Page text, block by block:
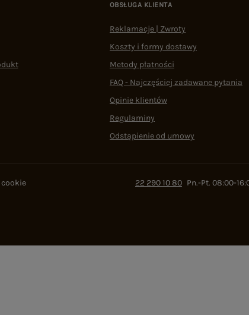
OBSŁUGA KLIENTA
Reklamacje | Zwroty
Koszty i formy dostawy
Metody płatności
FAQ - Najczęściej zadawane pytania
Opinie klientów
Regulaminy
Odstąpienie od umowy
22 290 10 80 Pn.-Pt. 08:00-